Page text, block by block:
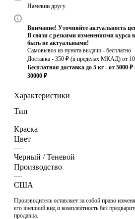
Намекни другу
Внимание! Уточняйте актуальность
В связи с резкими изменениями курса
быть не актуальными!
Самовывоз из пункта выдачи - бесплатно
Доставка - 350 ₽ (в пределах МКАД) от
Бесплатная доставка до 5 кг - от 5000
30000 ₽
Характеристики
Тип
—
Краска
Цвет
—
Черный / Теневой
Производство
—
США
Производитель оставляет за собой право
его внешний вид и комплектность без
продавца.